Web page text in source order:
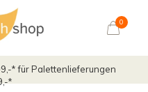
0
* für Palettenlieferungen
*